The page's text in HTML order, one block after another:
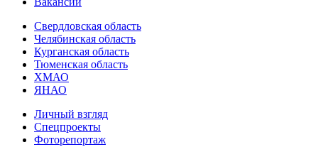
Свердловская область
Челябинская область
Курганская область
Тюменская область
ХМАО
ЯНАО
Личный взгляд
Спецпроекты
Фоторепортаж